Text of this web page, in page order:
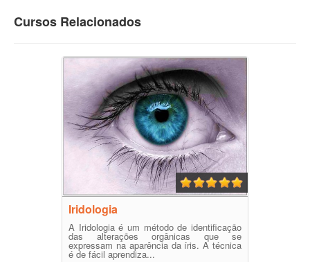
Cursos Relacionados
Iridologia
A Iridologia é um método de identificação
das alterações orgânicas que se
expressam na aparência da íris. A técnica
é de fácil aprendiza...